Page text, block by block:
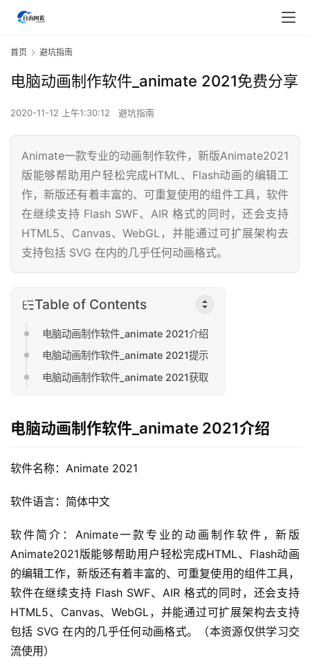
首页 避坑指南
电脑动画制作软件_animate 2021免费分享
2020-11-12 上午1:30:12 避坑指南
Animate一款专业的动画制作软件，新版Animate2021
版能够帮助用户轻松完成HTML、Flash动画的编辑工
作，新版还有着丰富的、可重复使用的组件工具，软件
在继续支持 Flash SWF、AIR 格式的同时，还会支持
HTML5、Canvas、WebGL，并能通过可扩展架构去
支持包括 SVG 在内的几乎任何动画格式。
Table of Contents
电脑动画制作软件_animate 2021介绍
电脑动画制作软件_animate 2021提示
电脑动画制作软件_animate 2021获取
电脑动画制作软件_animate 2021介绍
软件名称：Animate 2021
软件语言：简体中文
软件简介：Animate一款专业的动画制作软件，新版
Animate2021版能够帮助用户轻松完成HTML、Flash动画
的编辑工作，新版还有着丰富的、可重复使用的组件工具，
软件在继续支持 Flash SWF、AIR 格式的同时，还会支持
HTML5、Canvas、WebGL，并能通过可扩展架构去支持
包括 SVG 在内的几乎任何动画格式。（本资源仅供学习交
流使用）